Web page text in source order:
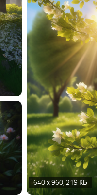
640 х 960, 219 КБ